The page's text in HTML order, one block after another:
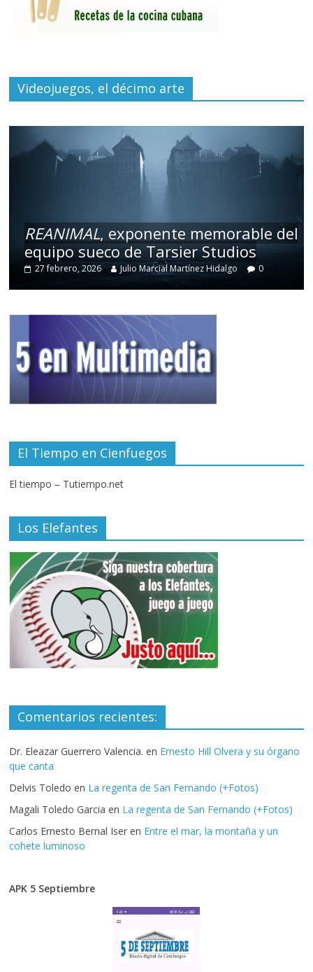
Videojuegos, el décimo arte
REANIMAL, exponente memorable del
equipo sueco de Tarsier Studios
27 febrero, 2026 Julio Marcial Martínez Hidalgo 0
El Tiempo en Cienfuegos
El tiempo – Tutiempo.net
Los Elefantes
Comentarios recientes:
Dr. Eleazar Guerrero Valencia. en Ernesto Hill Olvera y su órgano
que canta
Delvis Toledo en La regenta de San Fernando (+Fotos)
Magali Toledo Garcia en La regenta de San Fernando (+Fotos)
Carlos Ernesto Bernal Iser en Entre el mar, la montaña y un
cohete luminoso
APK 5 Septiembre